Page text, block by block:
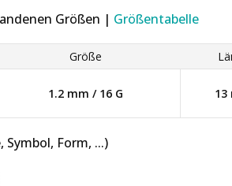
Größen | Größentabelle
Größe
1.2 mm / 16 G 13
Form, ...)